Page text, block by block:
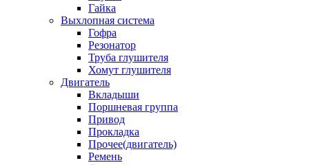
Гайка
Выхлопная система
Гофра
Резонатор
Труба глушителя
Хомут глушителя
Двигатель
Вкладыши
Поршневая группа
Привод
Прокладка
Прочее(двигатель)
Ремень